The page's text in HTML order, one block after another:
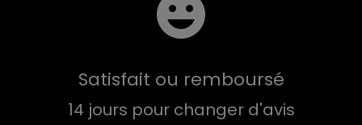
Satisfait ou remboursé
14 jours pour changer d'avis